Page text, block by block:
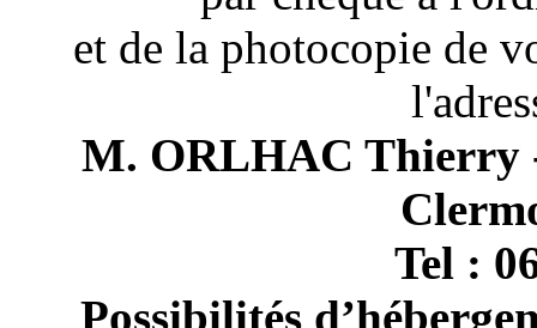
et de la photocopie de
M. ORLHAC Thierry
Tel :
Possibilités